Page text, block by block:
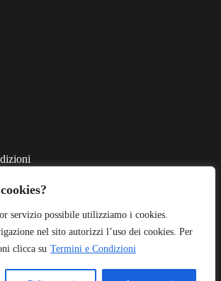
servizio possibile utilizziamo i cookies.
nel sito autorizzi l’uso dei cookies. Per
clicca su Termini e Condizioni